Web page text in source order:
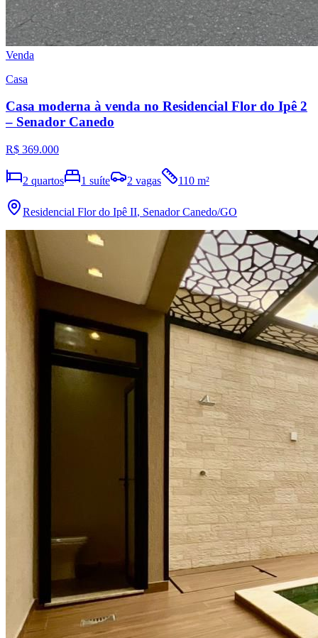
Venda
Casa
Casa moderna à venda no Residencial Flor do Ipê 2
– Senador Canedo
R$ 369.000
2 quartos 1 suíte 2 vagas 110 m²
Residencial Flor do Ipê II, Senador Canedo/GO